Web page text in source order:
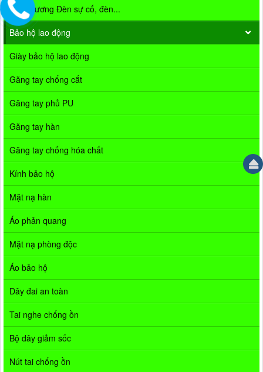
Bình Dương Đèn sự cố, đèn...
Bảo hộ lao động
Giày bảo hộ lao động
Găng tay chống cắt
Găng tay phủ PU
Găng tay hàn
Găng tay chống hóa chất
Kính bảo hộ
Mặt nạ hàn
Áo phản quang
Mặt nạ phòng độc
Áo bảo hộ
Dây đai an toàn
Tai nghe chống ồn
Bộ dây giảm sốc
Nút tai chống ồn